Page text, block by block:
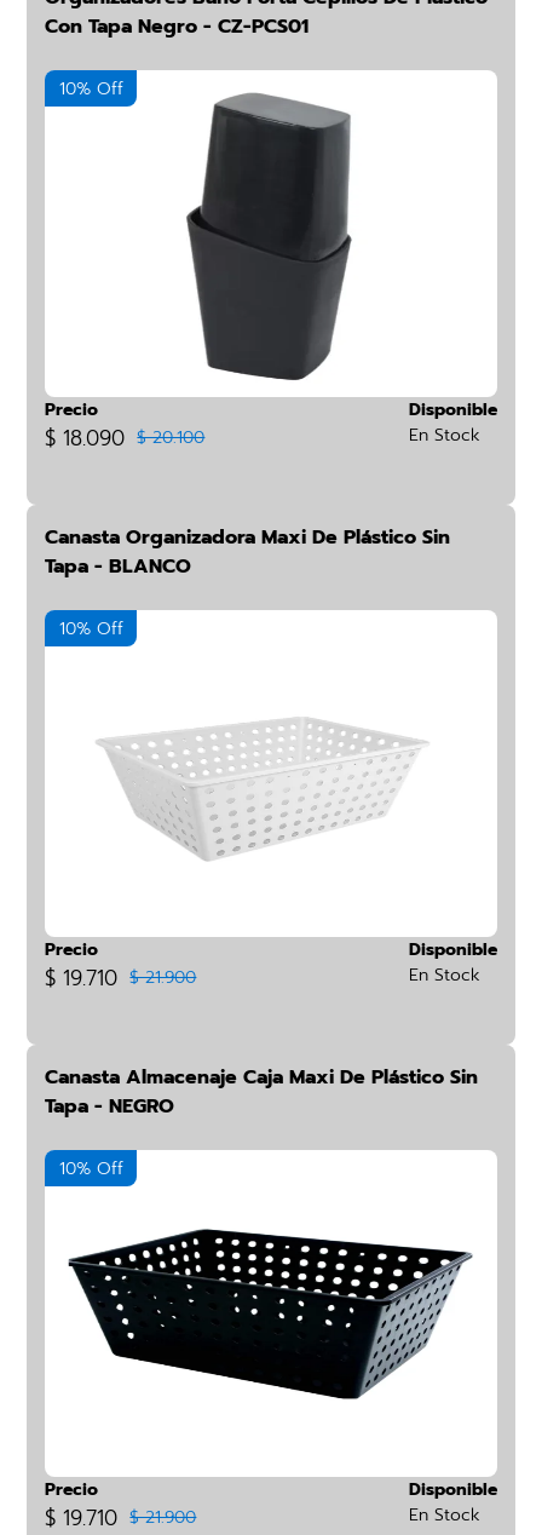
Con Tapa Negro - CZ-PCS01
10% Off
Precio
$ 18.090 $ 20.100
Disponible
En Stock
Canasta Organizadora Maxi De Plástico Sin
Tapa - BLANCO
10% Off
Precio
$ 19.710 $ 21.900
Disponible
En Stock
Canasta Almacenaje Caja Maxi De Plástico Sin
Tapa - NEGRO
10% Off
Precio
$ 19.710 $ 21.900
Disponible
En Stock